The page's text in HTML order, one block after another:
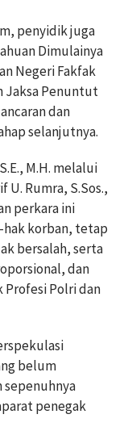
penyidik juga
Dimulainya
Negeri Fakfak
Jaksa Penuntut
dan
selanjutnya.
M.H. melalui
U. Rumra, S.Sos.,
perkara ini
korban, tetap
bersalah, serta
dan
Profesi Polri dan
belum
penegak